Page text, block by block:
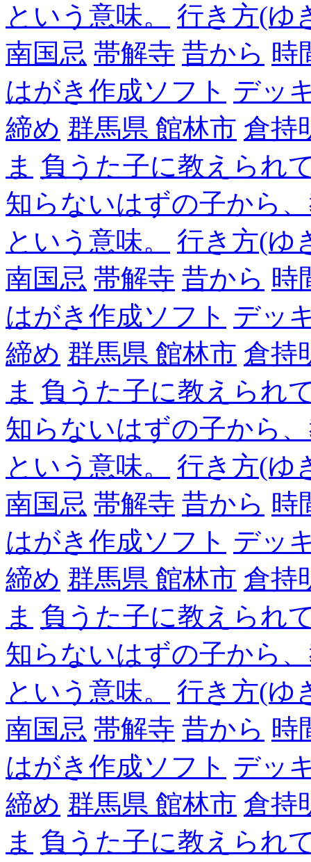
という意味。
行き方(ゆ
南国忌 帯解寺 昔から 時
はがき作成ソフト デッ
締め 群馬県 館林市 倉持
ま 負うた子に教えられ
知らないはずの子から
という意味。
行き方(ゆ
南国忌 帯解寺 昔から 時
はがき作成ソフト デッ
締め 群馬県 館林市 倉持
ま 負うた子に教えられ
知らないはずの子から
という意味。
行き方(ゆ
南国忌 帯解寺 昔から 時
はがき作成ソフト デッ
締め 群馬県 館林市 倉持
ま 負うた子に教えられ
知らないはずの子から
という意味。
行き方(ゆ
南国忌 帯解寺 昔から 時
はがき作成ソフト デッ
締め 群馬県 館林市 倉持
ま 負うた子に教えられ